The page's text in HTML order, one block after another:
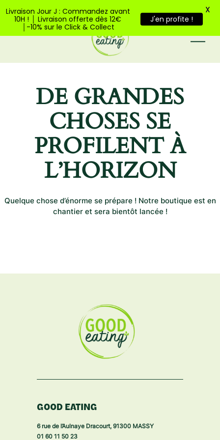
Bienvenue sur Good Eating
DE GRANDES
CHOSES SE
PROFILENT À
L’HORIZON
Quelque chose d’énorme se prépare ! Notre boutique est en
chantier et sera bientôt lancée !
GOOD EATING
6 rue de l’Aulnaye Dracourt, 91300 MASSY
01 60 11 50 23
Livraison Jour J : Commandez avant
10H ! │ Livraison offerte dès 12€
│-10% sur le Click & Collect
J'en profite !
X